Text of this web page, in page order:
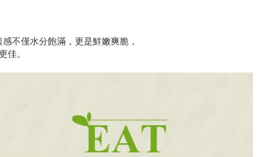
不僅水分飽滿，更是鮮嫩爽脆，
佳。